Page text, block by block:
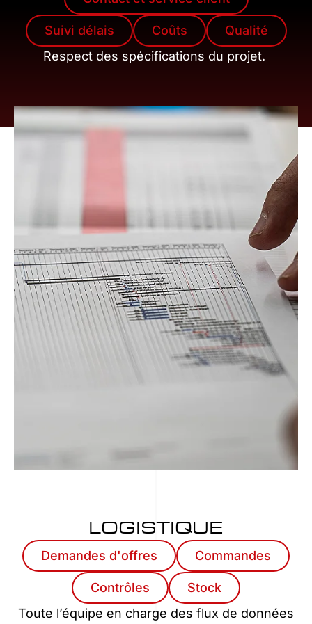
Suivi délais Coûts
Qualité
Respect des spécifications du projet.
LOGISTIQUE
Demandes d'offres Commandes
Contrôles
Stock
Toute l’équipe en charge des flux de données